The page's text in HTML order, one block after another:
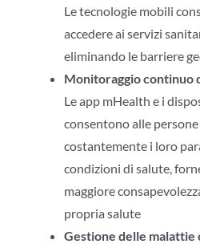
Le tecnologie mobili
accedere ai servizi
eliminando le barriere
Monitoraggio continuo
Le app mHealth e i
consentono alle
costantemente i loro
condizioni di salute,
maggiore
propria salute
Gestione delle malattie